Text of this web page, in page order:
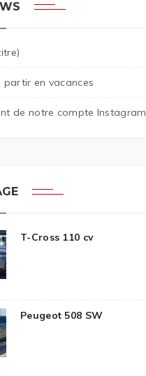
partir en vacances
de notre compte Instagram
T-Cross 110 cv
Peugeot 508 SW